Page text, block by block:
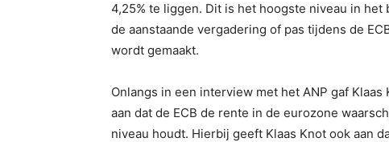
4,25% te liggen. Dit is het hoogste niveau in
de aanstaande vergadering of pas tijdens de
wordt gemaakt.
Onlangs in een interview met het ANP gaf
aan dat de ECB de rente in de eurozone
niveau houdt. Hierbij geeft Klaas Knot ook aan